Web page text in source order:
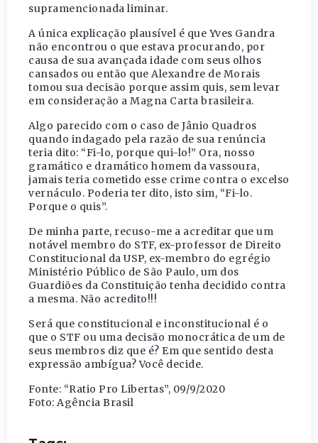
supramencionada liminar.
A única explicação plausível é que Yves Gandra
não encontrou o que estava procurando, por
causa de sua avançada idade com seus olhos
cansados ou então que Alexandre de Morais
tomou sua decisão porque assim quis, sem levar
em consideração a Magna Carta brasileira.
Algo parecido com o caso de Jânio Quadros
quando indagado pela razão de sua renúncia
teria dito: “Fi-lo, porque qui-lo!” Ora, nosso
gramático e dramático homem da vassoura,
jamais teria cometido esse crime contra o excelso
vernáculo. Poderia ter dito, isto sim, “Fi-lo.
Porque o quis”.
De minha parte, recuso-me a acreditar que um
notável membro do STF, ex-professor de Direito
Constitucional da USP, ex-membro do egrégio
Ministério Público de São Paulo, um dos
Guardiões da Constituição tenha decidido contra
a mesma. Não acredito!!!
Será que constitucional e inconstitucional é o
que o STF ou uma decisão monocrática de um de
seus membros diz que é? Em que sentido desta
expressão ambígua? Você decide.
Fonte: “Ratio Pro Libertas”, 09/9/2020
Foto: Agência Brasil